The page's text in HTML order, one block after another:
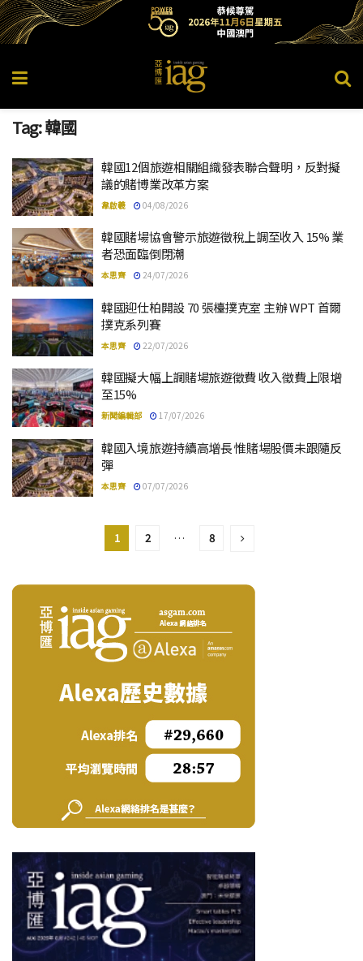
Tag:韓國
韓國12個旅遊相關組織發表聯合聲明，反對擬
議的賭博業改革方案
韋啟羲 04/08/2026
韓國賭場協會警示旅遊徵稅上調至收入 15% 業
者恐面臨倒閉潮
本思齊 24/07/2026
韓國迎仕柏開設 70 張檯撲克室 主辦 WPT 首爾
撲克系列賽
本思齊 22/07/2026
韓國擬大幅上調賭場旅遊徵費 收入徵費上限增
至15%
新聞編輯部 17/07/2026
韓國入境旅遊持續高增長 惟賭場股價未跟隨反
彈
本思齊 07/07/2026
1 2 … 8